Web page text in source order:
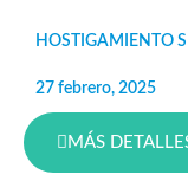
HOSTIGAMIENTO
27 febrero, 2025
MÁS